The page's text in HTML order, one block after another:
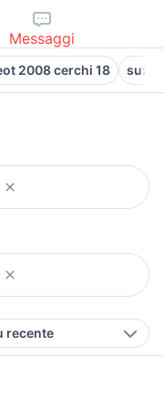
Messaggi
2008 cerchi 18
recente